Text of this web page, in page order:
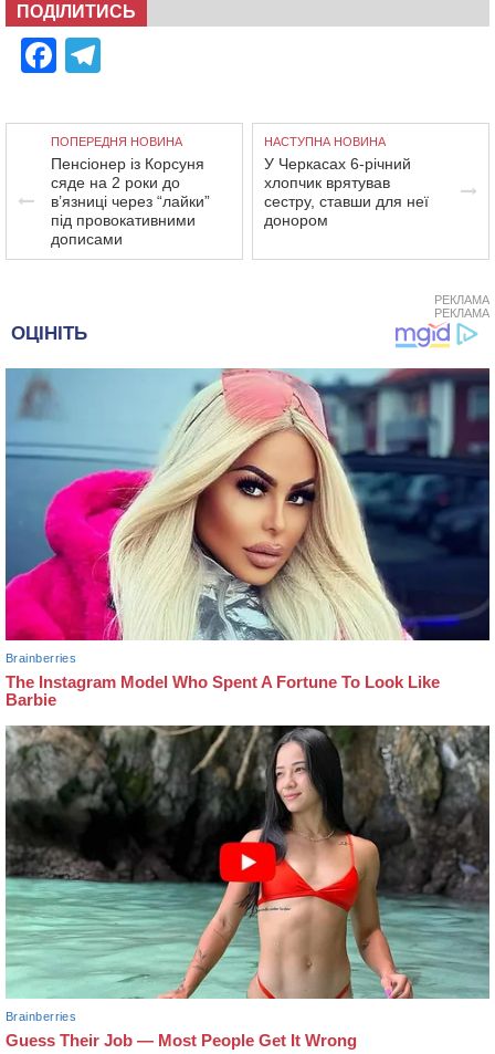
ПОДІЛИТИСЬ
Facebook
ПОПЕРЕДНЯ НОВИНА
Пенсіонер із Корсуня
сяде на 2 роки до
в’язниці через “лайки”
під провокативними
дописами
НАСТУПНА НОВИНА
У Черкасах 6-річний
хлопчик врятував
сестру, ставши для неї
донором
РЕКЛАМА
РЕКЛАМА